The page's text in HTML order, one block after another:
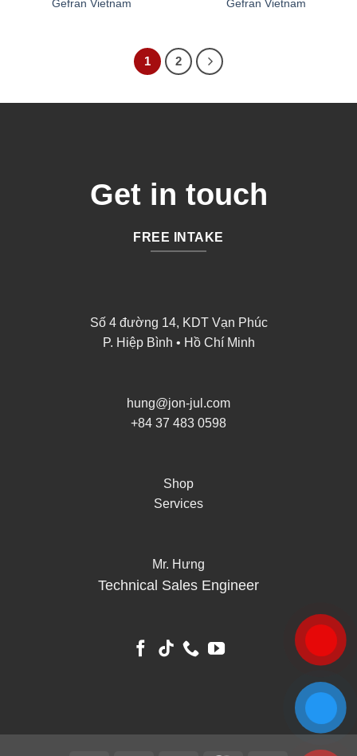
Gefran Vietnam
Gefran Vietnam
1 2
Get in touch
FREE INTAKE
Số 4 đường 14, KDT Vạn Phúc
P. Hiệp Bình • Hồ Chí Minh
hung@jon-jul.com
+84 37 483 0598
Shop
Services
Mr. Hưng
Technical Sales Engineer